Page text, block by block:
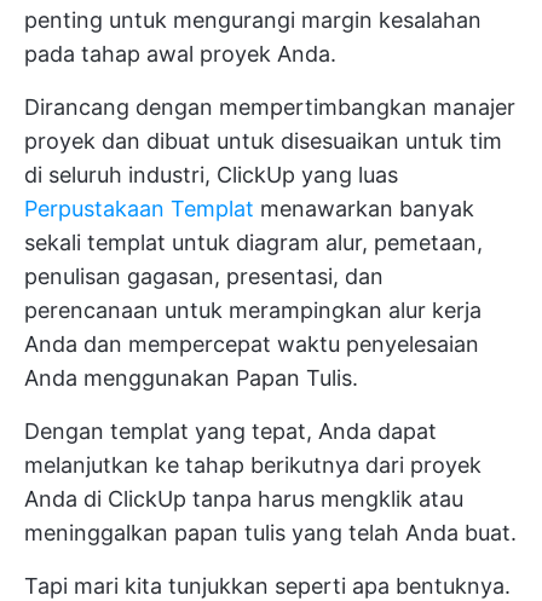
penting untuk mengurangi margin kesalahan
pada tahap awal proyek Anda.
Dirancang dengan mempertimbangkan manajer
proyek dan dibuat untuk disesuaikan untuk tim
di seluruh industri, ClickUp yang luas
Perpustakaan Templat menawarkan banyak
sekali templat untuk diagram alur, pemetaan,
penulisan gagasan, presentasi, dan
perencanaan untuk merampingkan alur kerja
Anda dan mempercepat waktu penyelesaian
Anda menggunakan Papan Tulis.
Dengan templat yang tepat, Anda dapat
melanjutkan ke tahap berikutnya dari proyek
Anda di ClickUp tanpa harus mengklik atau
meninggalkan papan tulis yang telah Anda buat.
Tapi mari kita tunjukkan seperti apa bentuknya.